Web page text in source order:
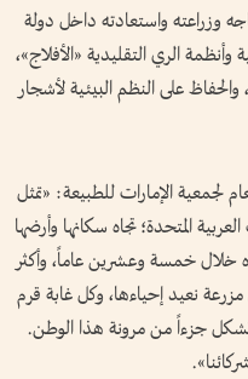
وزراعته واستعادته داخل دولة
وأنظمة الري التقليدية «الأفلاج»،
على النظم البيئية لأشجار
لجمعية الإمارات للطبيعة: «تمثل
المتحدة؛ تجاه سكانها وأرضها
خلال خمسة وعشرين عاماً، وأكثر
مزرعة نعيد إحياءها، وكل غابة قرم
جزءاً من مرونة هذا الوطن.